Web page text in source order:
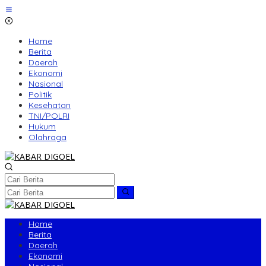
Lewati
ke
Home
Berita
Daerah
Ekonomi
Nasional
Politik
Kesehatan
TNI/POLRI
Hukum
Olahraga
Home
Berita
Daerah
Ekonomi